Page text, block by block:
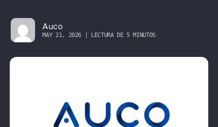
Auco
MAY 21, 2026 | LECTURA DE 5 MINUTOS